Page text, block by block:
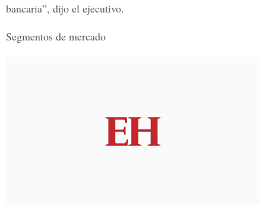
bancaria”, dijo el ejecutivo.
Segmentos de mercado